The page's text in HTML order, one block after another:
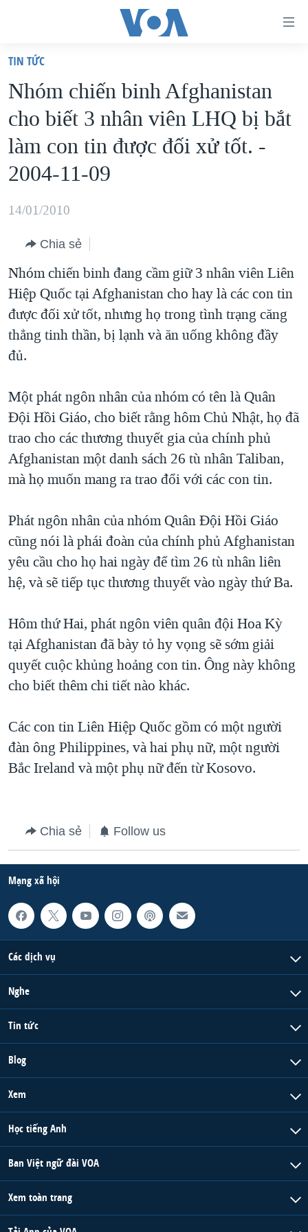
truy
cập
Tới
nội
chính
Tới
hướng
chính
Đi
tới
"Tìm"
VIỆT NAM
HOA KỲ
BIỂN ĐÔNG
THẾ GIỚI
MỤC
TỰ DO BÁO CHÍ
VẠCH TRẦN TIN GIẢ
NGƯỜI VIỆT HẢI NGOẠI
KHOA HỌC
SỨC KHOẺ
VĂN HOÁ
THỂ THAO
CHUYÊN ĐỀ
CHIẾN TRANH THƯƠNG MẠI CỦA MỸ: QUÁ KHỨ VÀ HIỆN
TẠI
HÀNH TRÌNH BẦU CỬ 2024
NGÀY TỊ NẠN THẾ GIỚI
TRỊNH VĨNH BÌNH - NGƯỜI HẠ 'BÊN THẮNG CUỘC'
GROUND ZERO – XƯA VÀ NAY
CHI PHÍ CHIẾN TRANH AFGHANISTAN
THƯỢNG ĐỈNH TRUMP-KIM TẠI VIỆT NAM
TRỊNH VĨNH BÌNH VS. CHÍNH PHỦ VIỆT NAM
NGƯ DÂN VIỆT VÀ LÀN SÓNG TRỘM HẢI SÂM
QUAN HỆ VIỆT MỸ
HỌC TIẾNG ANH
VIDEO
NGHE
Ngôn ngữ khác
TIN TỨC
Nhóm chiến binh Afghanistan
cho biết 3 nhân viên LHQ bị bắt
làm con tin được đối xử tốt. -
2004-11-09
14/01/2010
Chia sẻ
Nhóm chiến binh đang cầm giữ 3 nhân viên Liên
Hiệp Quốc tại Afghanistan cho hay là các con tin
được đối xử tốt, nhưng họ trong tình trạng căng
thẳng tinh thần, bị lạnh và ăn uống không đầy
đủ.
Một phát ngôn nhân của nhóm có tên là Quân
Đội Hồi Giáo, cho biết rằng hôm Chủ Nhật, họ đã
trao cho các thương thuyết gia của chính phủ
Afghanistan một danh sách 26 tù nhân Taliban,
mà họ muốn mang ra trao đổi với các con tin.
Phát ngôn nhân của nhóm Quân Đội Hồi Giáo
cũng nói là phái đoàn của chính phủ Afghanistan
yêu cầu cho họ hai ngày để tìm 26 tù nhân liên
hệ, và sẽ tiếp tục thương thuyết vào ngày thứ Ba.
Hôm thứ Hai, phát ngôn viên quân đội Hoa Kỳ
tại Afghanistan đã bày tỏ hy vọng sẽ sớm giải
quyết cuộc khủng hoảng con tin. Ông này không
cho biết thêm chi tiết nào khác.
Các con tin Liên Hiệp Quốc gồm có một người
đàn ông Philippines, và hai phụ nữ, một người
Bắc Ireland và một phụ nữ đến từ Kosovo.
Chia sẻ Follow us
Mạng xã hội
Các dịch vụ
Nghe
Tin tức
Blog
Xem
Học tiếng Anh
Ban Việt ngữ đài VOA
Xem toàn trang